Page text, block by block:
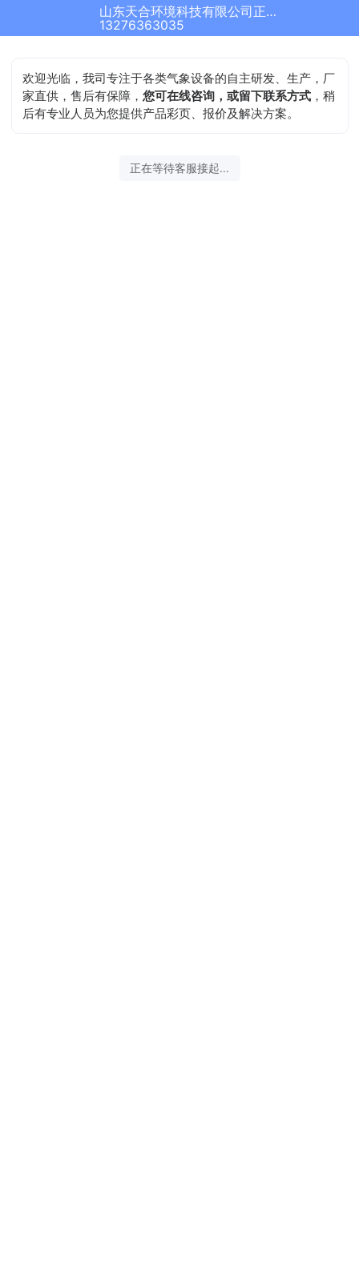
山东天合环境科技有限公司正在为您服务
13276363035
欢迎光临，我司专注于各类气象设备的自主研发、生产，厂
家直供，售后有保障，您可在线咨询，或留下联系方式 ，稍
后有专业人员为您提供产品彩页、报价及解决方案。
正在等待客服接起...